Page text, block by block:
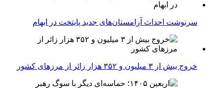
سرنوشت احداث آرامستان‌های جدید پایتخت در ابهام
خروج بیش از ۳ میلیون و ۳۵۲ هزار زائر از مرزهای کشور